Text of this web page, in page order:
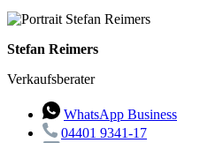
Stefan Reimers
Verkaufsberater
WhatsApp Business
04401 9341-17